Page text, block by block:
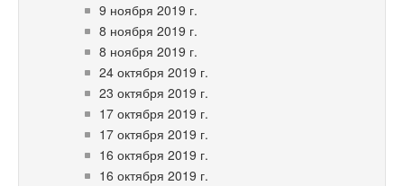
9 ноября 2019 г.
8 ноября 2019 г.
8 ноября 2019 г.
24 октября 2019 г.
23 октября 2019 г.
17 октября 2019 г.
17 октября 2019 г.
16 октября 2019 г.
16 октября 2019 г.